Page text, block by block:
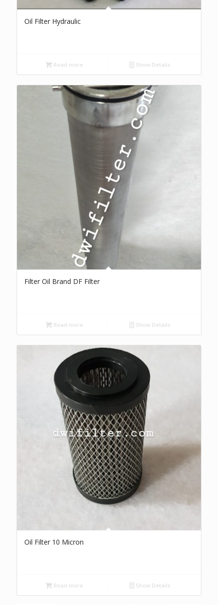
Oil Filter Hydraulic
Read more Show Details
Filter Oil Brand DF Filter
Read more Show Details
Oil Filter 10 Micron
Read more Show Details